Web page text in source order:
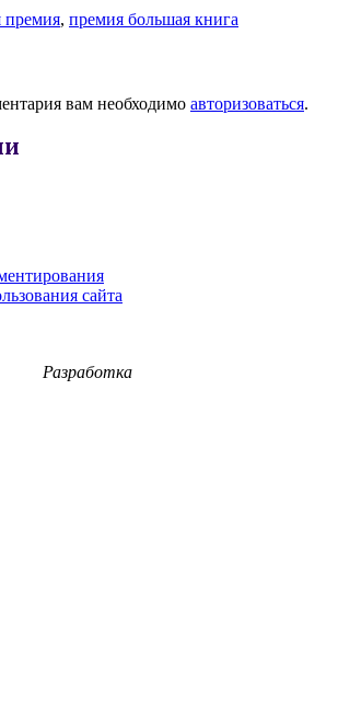
премия, премия большая книга
вам необходимо авторизоваться.
сайта
Разработка